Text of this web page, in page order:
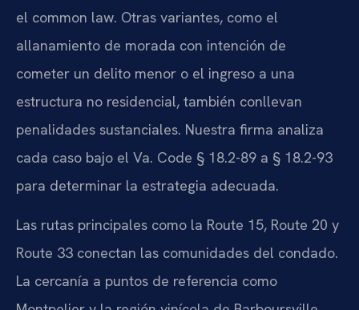
el common law. Otras variantes, como el
allanamiento de morada con intención de
cometer un delito menor o el ingreso a una
estructura no residencial, también conllevan
penalidades sustanciales. Nuestra firma analiza
cada caso bajo el Va. Code § 18.2-89 a § 18.2-93
para determinar la estrategia adecuada.
Las rutas principales como la Route 15, Route 20 y
Route 33 conectan las comunidades del condado.
La cercanía a puntos de referencia como